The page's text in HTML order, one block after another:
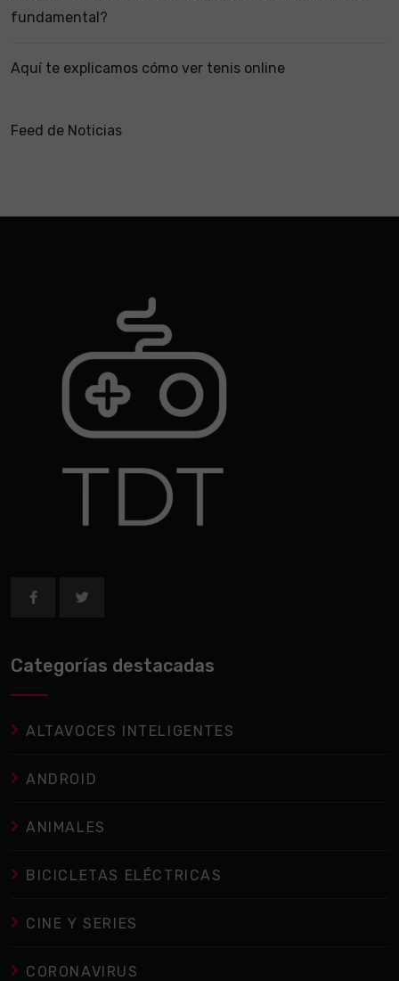
fundamental?
Aquí te explicamos cómo ver tenis online
Feed de Noticias
Categorías destacadas
ALTAVOCES INTELIGENTES
ANDROID
ANIMALES
BICICLETAS ELÉCTRICAS
CINE Y SERIES
CORONAVIRUS